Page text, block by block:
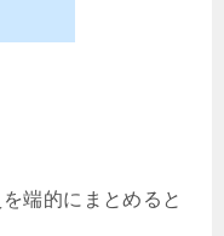
端的にまとめると